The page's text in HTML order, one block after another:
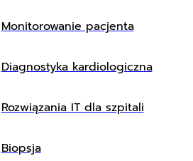
Monitorowanie pacjenta
Diagnostyka kardiologiczna
Rozwiązania IT dla szpitali
Biopsja